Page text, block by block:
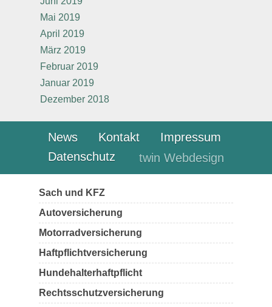
Mai 2019
April 2019
März 2019
Februar 2019
Januar 2019
Dezember 2018
News Kontakt
Impressum
Datenschutz
twin Webdesign
Sach und KFZ
Autoversicherung
Motorradversicherung
Haftpflichtversicherung
Hundehalterhaftpflicht
Rechtsschutzversicherung